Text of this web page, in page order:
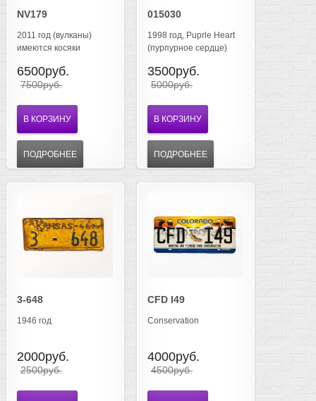
NV179
2011 год (вулканы)
имеются косяки
6500руб.
7500руб.
В КОРЗИНУ
ПОДРОБНЕЕ
015030
1998 год, Puprle Heart
(пурпурное сердце)
3500руб.
5000руб.
В КОРЗИНУ
ПОДРОБНЕЕ
3-648
1946 год
2000руб.
2500руб.
CFD I49
Conservation
4000руб.
4500руб.